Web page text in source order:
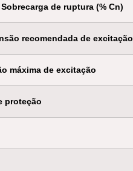
de ruptura (% Cn)
recomendada de excitação
máxima de excitação
proteção